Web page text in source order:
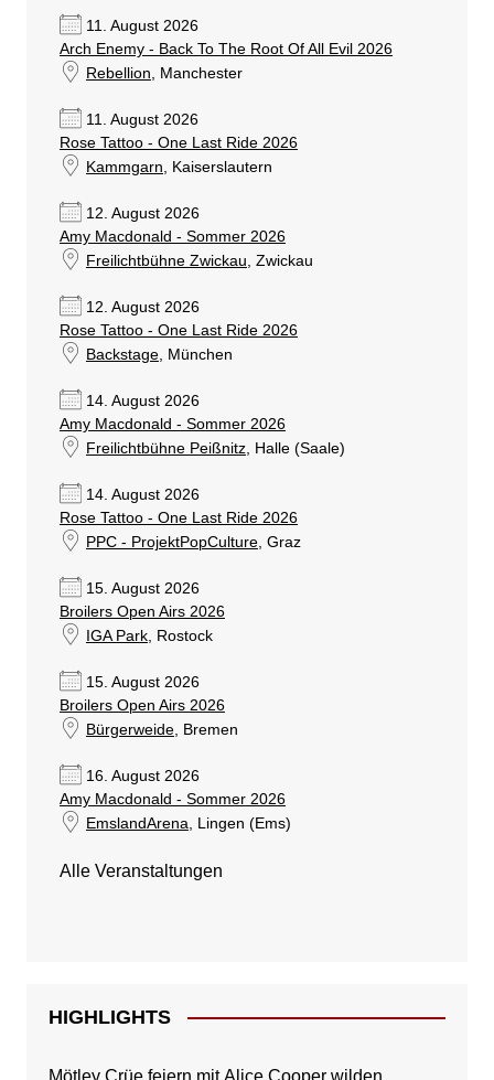
11. August 2026
Arch Enemy - Back To The Root Of All Evil 2026
Rebellion , Manchester
11. August 2026
Rose Tattoo - One Last Ride 2026
Kammgarn , Kaiserslautern
12. August 2026
Amy Macdonald - Sommer 2026
Freilichtbühne Zwickau , Zwickau
12. August 2026
Rose Tattoo - One Last Ride 2026
Backstage, München
14. August 2026
Amy Macdonald - Sommer 2026
Freilichtbühne Peißnitz, Halle (Saale)
14. August 2026
Rose Tattoo - One Last Ride 2026
PPC - ProjektPopCulture, Graz
15. August 2026
Broilers Open Airs 2026
IGA Park, Rostock
15. August 2026
Broilers Open Airs 2026
Bürgerweide, Bremen
16. August 2026
Amy Macdonald - Sommer 2026
EmslandArena , Lingen (Ems)
Alle Veranstaltungen
HIGHLIGHTS
Mötley Crüe feiern mit Alice Cooper wilden